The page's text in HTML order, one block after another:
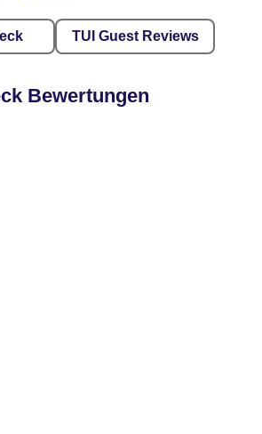
TUI Guest Reviews
Bewertungen